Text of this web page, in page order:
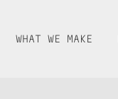
WHAT WE MAKE